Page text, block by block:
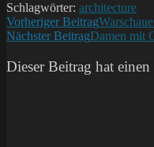
Schlagwörter: architecture
Weitere
Artikel
ansehen
Vorheriger Beitrag
Nächster BeitragDamen mit
Dieser Beitrag hat